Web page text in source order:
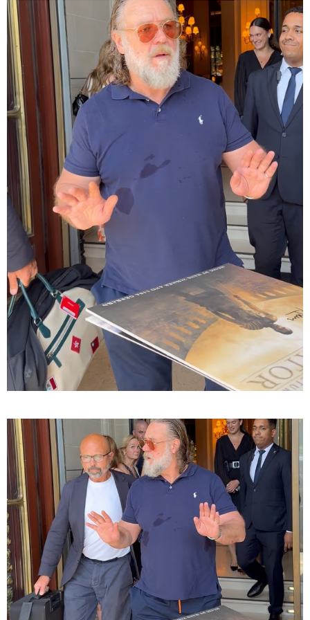
იმნაძეს? - პროკურატურამ მას
ბრალდება წარუდგინა
12:25 / 06-08-2026
გიგა ავალიანის საქმეზე დაკავებული ნია იმნაძე
კლინიკიდან ზაჰესის დროებითი მოთავსების
იზოლატორში გადაიყვანეს
12:54 / 06-08-2026
ტრაგედია ხობში - მდინარე ხობისწყალში დედა-
შვილი დაიხრჩო